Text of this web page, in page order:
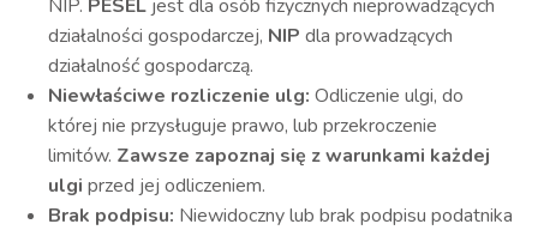
NIP. PESEL jest dla osób fizycznych nieprowadzących
działalności gospodarczej, NIP dla prowadzących
działalność gospodarczą.
Niewłaściwe rozliczenie ulg: Odliczenie ulgi, do
której nie przysługuje prawo, lub przekroczenie
limitów. Zawsze zapoznaj się z warunkami każdej
ulgi przed jej odliczeniem.
Brak podpisu: Niewidoczny lub brak podpisu podatnika